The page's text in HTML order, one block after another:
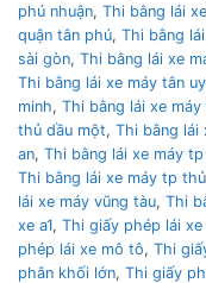
phú nhuận, Thi bằng lái
quận tân phú, Thi bằng
sài gòn, Thi bằng lái xe
Thi bằng lái xe máy tân
minh, Thi bằng lái xe
thủ dầu một, Thi bằng lái
an, Thi bằng lái xe máy
Thi bằng lái xe máy tp
lái xe máy vũng tàu, Thi
xe a1, Thi giấy phép lái xe
phép lái xe mô tô, Thi
phân khối lớn, Thi giấy